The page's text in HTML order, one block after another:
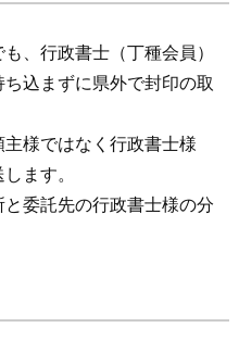
、行政書士（丁種会員）
込まずに県外で封印の取
様ではなく行政書士様
ます。
委託先の行政書士様の分